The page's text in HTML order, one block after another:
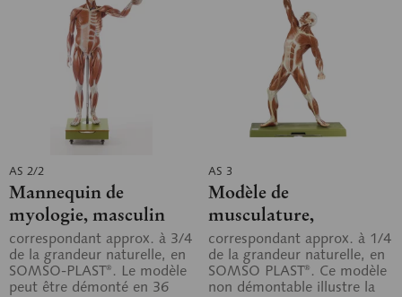
AS 2/2
Mannequin de
myologie, masculin
correspondant approx. à 3/4
de la grandeur naturelle, en
SOMSO-PLAST®. Le modèle
peut être démonté en 36
AS 3
Modèle de
musculature,
mannequin masculin
correspondant approx. à 1/4
de la grandeur naturelle, en
SOMSO PLAST®. Ce modèle
non démontable illustre la